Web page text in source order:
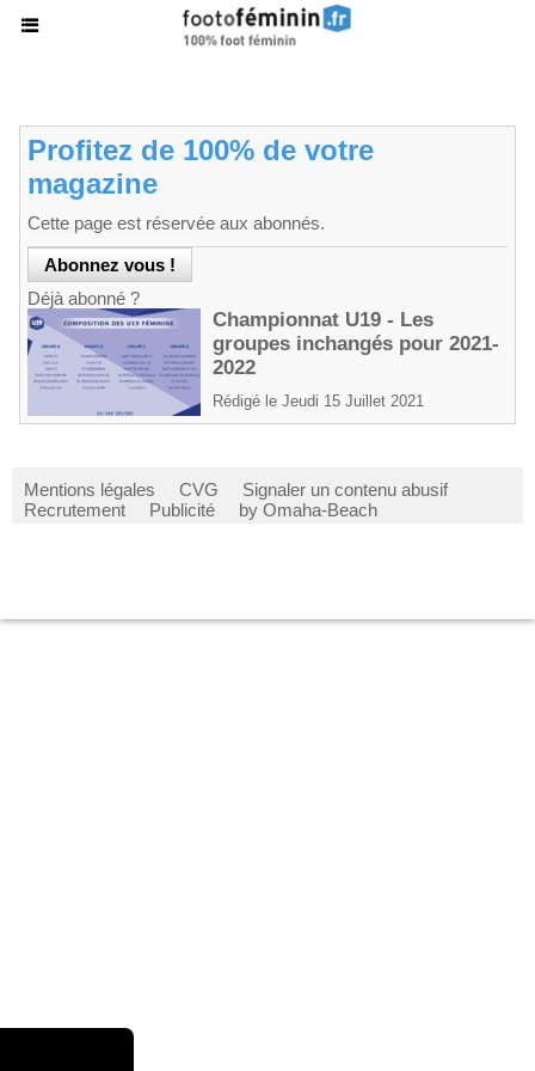
Profitez de 100% de votre
magazine
Cette page est réservée aux abonnés.
Déjà abonné ?
Championnat U19 - Les
groupes inchangés pour 2021-
2022
Rédigé le Jeudi 15 Juillet 2021
Mentions légales CVG
Signaler un contenu abusif
Recrutement
Publicité by Omaha-Beach